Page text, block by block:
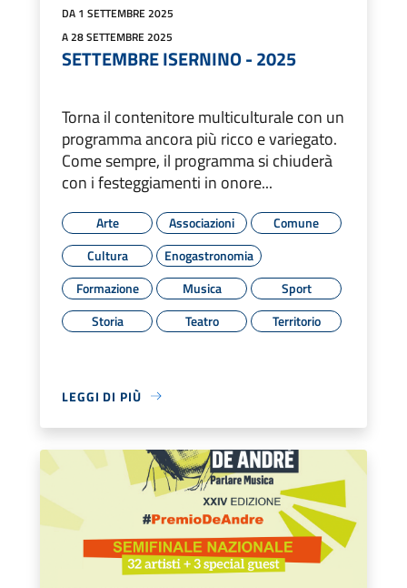
DA 1 SETTEMBRE 2025
A 28 SETTEMBRE 2025
SETTEMBRE ISERNINO - 2025
Torna il contenitore multiculturale con un
programma ancora più ricco e variegato.
Come sempre, il programma si chiuderà
con i festeggiamenti in onore...
Arte Associazioni
Comune
Cultura
Enogastronomia
Formazione
Musica
Sport
Storia
Teatro Territorio
LEGGI DI PIÙ